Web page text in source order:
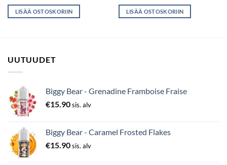
LISÄÄ OSTOSKORIIN LISÄÄ OSTOSKORIIN
UUTUUDET
Biggy Bear - Grenadine Framboise Fraise
€15.90sis. alv
Biggy Bear - Caramel Frosted Flakes
€15.90sis. alv